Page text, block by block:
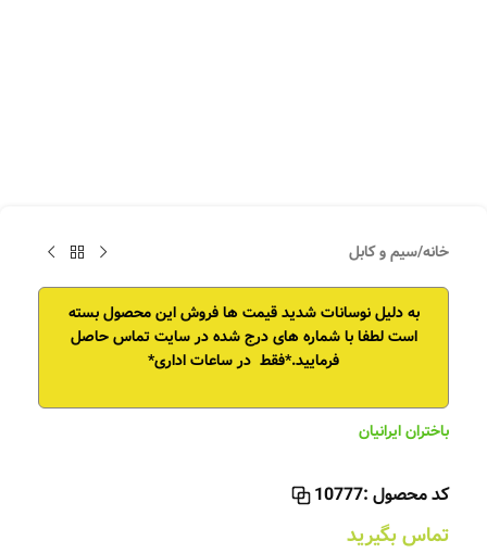
خانه/سیم و کابل
به دلیل نوسانات شدید قیمت ها فروش این محصول بسته
است لطفا با شماره های درج شده در سایت تماس حاصل
فرمایید.*فقط در ساعات اداری*
باختران ایرانیان
کد محصول :10777
تماس بگیرید